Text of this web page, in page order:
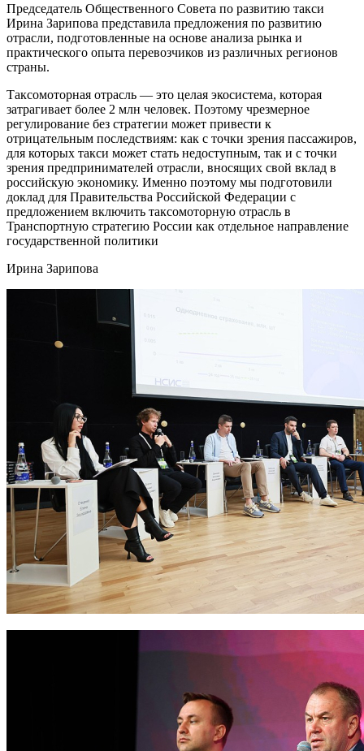
Председатель Общественного Совета по развитию такси
Ирина Зарипова представила предложения по развитию
отрасли, подготовленные на основе анализа рынка и
практического опыта перевозчиков из различных регионов
страны.
Таксомоторная отрасль — это целая экосистема, которая
затрагивает более 2 млн человек. Поэтому чрезмерное
регулирование без стратегии может привести к
отрицательным последствиям: как с точки зрения пассажиров,
для которых такси может стать недоступным, так и с точки
зрения предпринимателей отрасли, вносящих свой вклад в
российскую экономику. Именно поэтому мы подготовили
доклад для Правительства Российской Федерации с
предложением включить таксомоторную отрасль в
Транспортную стратегию России как отдельное направление
государственной политики
Ирина Зарипова